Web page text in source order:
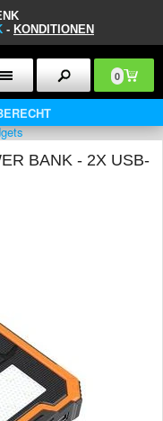
- KONDITIONEN
0
BANK - 2X USB-